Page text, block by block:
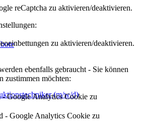
(m/w/d)
reCaptcha zu aktivieren/deaktivieren.
zu aktivieren/deaktivieren.
ebenfalls gebraucht - Sie können
zustimmen möchten:
Google Analytics Cookie zu
- Google Analytics Cookie zu